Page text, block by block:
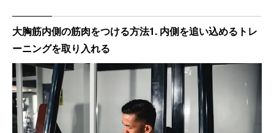
大胸筋内側の筋肉をつける方法1. 内側を追い込めるトレ
ーニングを取り入れる